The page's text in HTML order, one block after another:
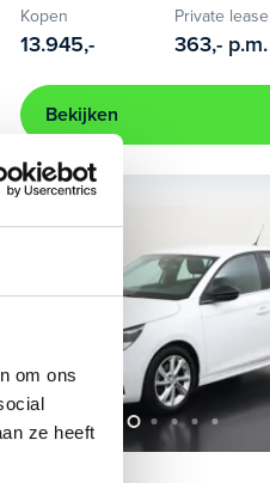
om ons
ze heeft
Kopen
13.945,-
Private lease
363,- p.m.
Bekijken
Beschikbaar